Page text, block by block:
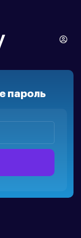
пароль